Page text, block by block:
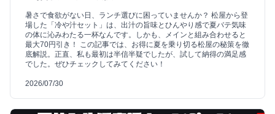
暑さで食欲がない日、ランチ選びに困っていませんか？ 松屋から登
場した「冷や汁セット」は、出汁の旨味とひんやり感で夏バテ気味
の体に沁みわたる一杯なんです。しかも、メインと組み合わせると
最大70円引き！ この記事では、お得に夏を乗り切る松屋の秘策を徹
底解説。正直、私も最初は半信半疑でしたが、試して納得の満足感
でした。ぜひチェックしてみてください！
2026/07/30